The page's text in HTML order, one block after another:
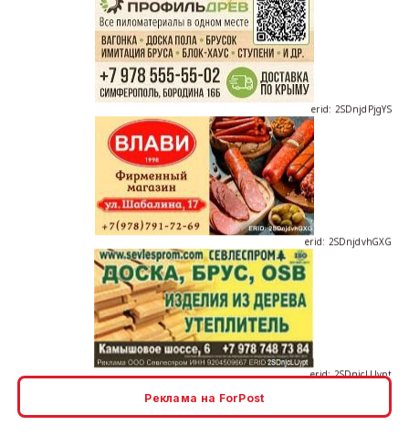
erid: 2SDnjdvhGXG
Реклама на ForPost